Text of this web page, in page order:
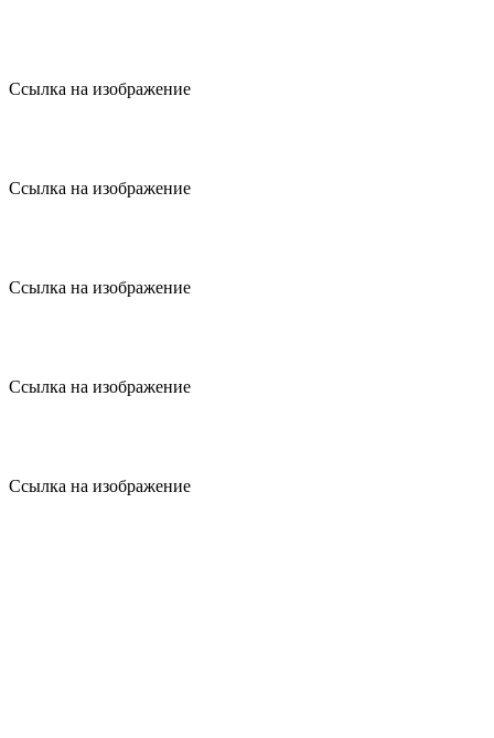
Ссылка на изображение
Ссылка на изображение
Ссылка на изображение
Ссылка на изображение
Ссылка на изображение